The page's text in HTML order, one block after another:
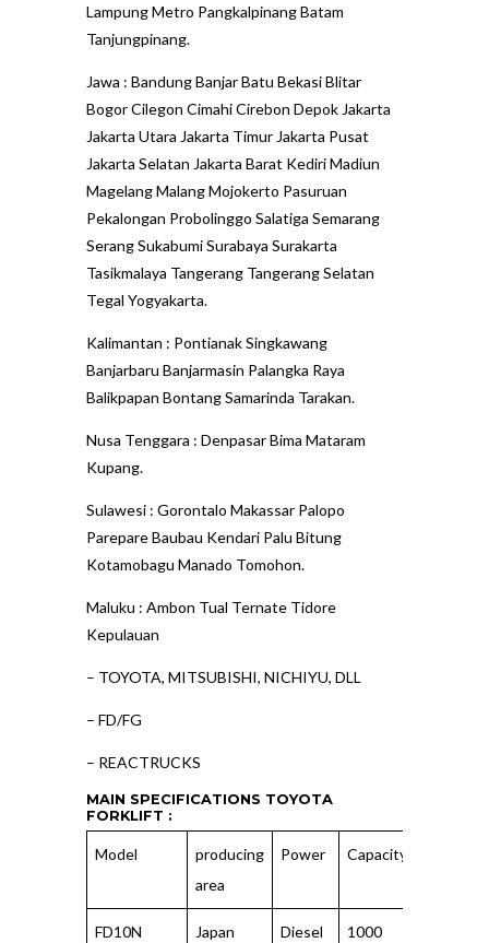
Lampung Metro Pangkalpinang Batam
Tanjungpinang.
Jawa : Bandung Banjar Batu Bekasi Blitar
Bogor Cilegon Cimahi Cirebon Depok Jakarta
Jakarta Utara Jakarta Timur Jakarta Pusat
Jakarta Selatan Jakarta Barat Kediri Madiun
Magelang Malang Mojokerto Pasuruan
Pekalongan Probolinggo Salatiga Semarang
Serang Sukabumi Surabaya Surakarta
Tasikmalaya Tangerang Tangerang Selatan
Tegal Yogyakarta.
Kalimantan : Pontianak Singkawang
Banjarbaru Banjarmasin Palangka Raya
Balikpapan Bontang Samarinda Tarakan.
Nusa Tenggara : Denpasar Bima Mataram
Kupang.
Sulawesi : Gorontalo Makassar Palopo
Parepare Baubau Kendari Palu Bitung
Kotamobagu Manado Tomohon.
Maluku : Ambon Tual Ternate Tidore
Kepulauan
– TOYOTA, MITSUBISHI, NICHIYU, DLL
– FD/FG
– REACTRUCKS
MAIN SPECIFICATIONS TOYOTA
FORKLIFT :
Model
producing
area
Power Capacity
FD10N Japan Diesel
1000